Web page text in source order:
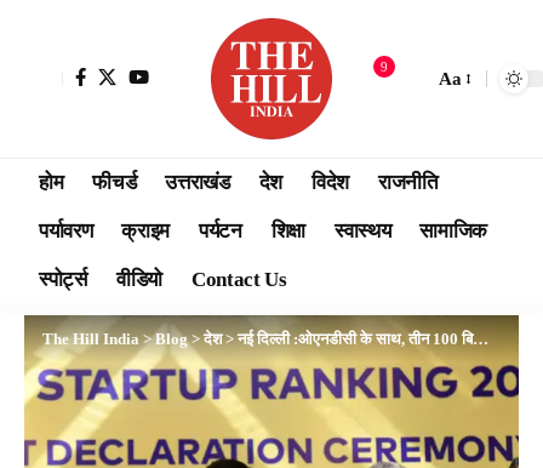
9
Aa
होम फीचर्ड उत्तराखंड देश विदेश राजनीति
पर्यावरण क्राइम पर्यटन शिक्षा स्वास्थय सामाजिक
स्पोर्ट्स वीडियो Contact Us
The Hill India>Blog>देश>नई दिल्ली :ओएनडीसी के साथ, तीन 100 बिलियन डॉलर या 1 ट्रिलियन डॉलर फर्मों की जगह 1 बिलियन डॉलर वाली हजार कंपनियां होंगी: गोयल